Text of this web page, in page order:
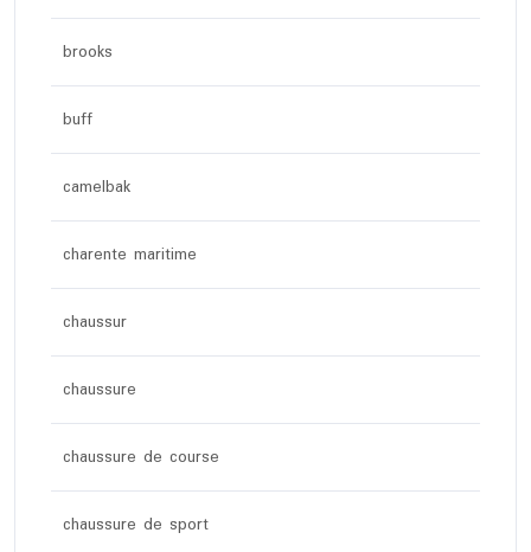
brooks
buff
camelbak
charente maritime
chaussur
chaussure
chaussure de course
chaussure de sport